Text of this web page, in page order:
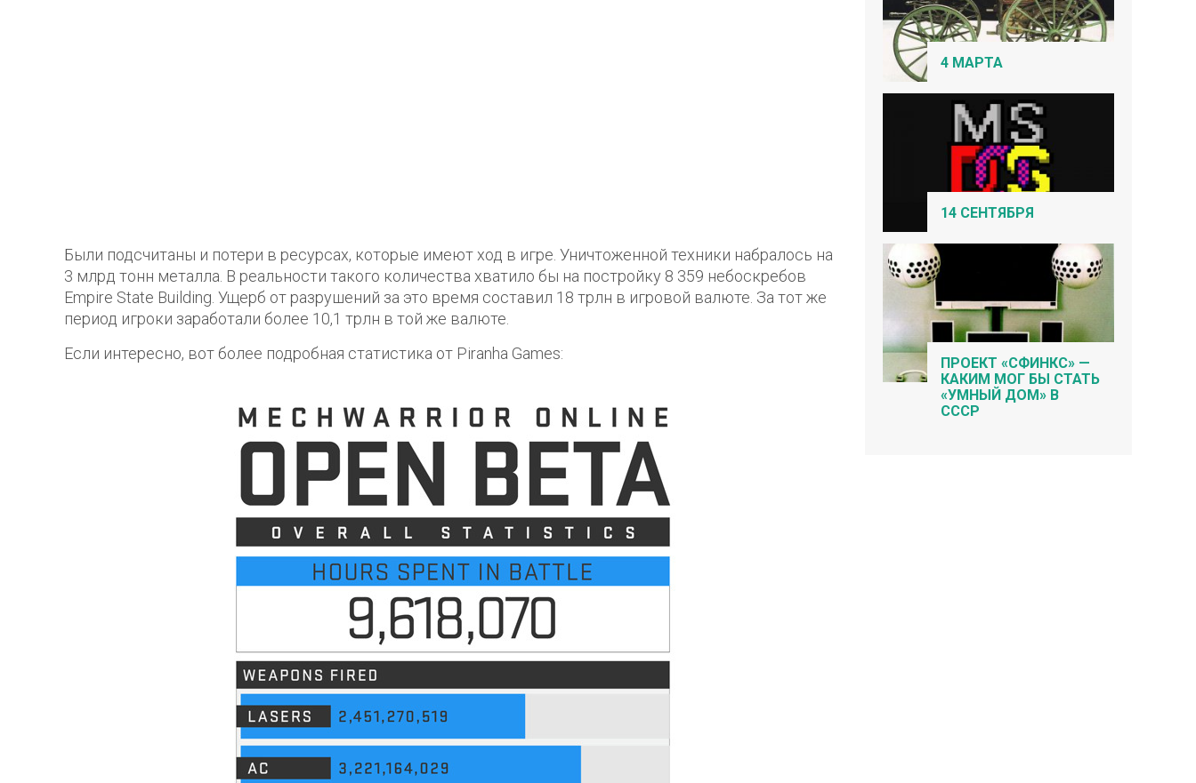
Были подсчитаны и потери в ресурсах, которые имеют ход в игре. Уничтоженной техники набралось на
3 млрд тонн металла. В реальности такого количества хватило бы на постройку 8 359 небоскребов
Empire State Building. Ущерб от разрушений за это время составил 18 трлн в игровой валюте. За тот же
период игроки заработали более 10,1 трлн в той же валюте.
Если интересно, вот более подробная статистика от Piranha Games:
4 МАРТА
14 СЕНТЯБРЯ
ПРОЕКТ «СФИНКС» —
КАКИМ МОГ БЫ СТАТЬ
«УМНЫЙ ДОМ» В
СССР